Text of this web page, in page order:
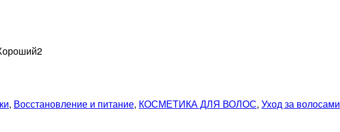
2
, Восстановление и питание, КОСМЕТИКА ДЛЯ ВОЛОС, Уход за волосами